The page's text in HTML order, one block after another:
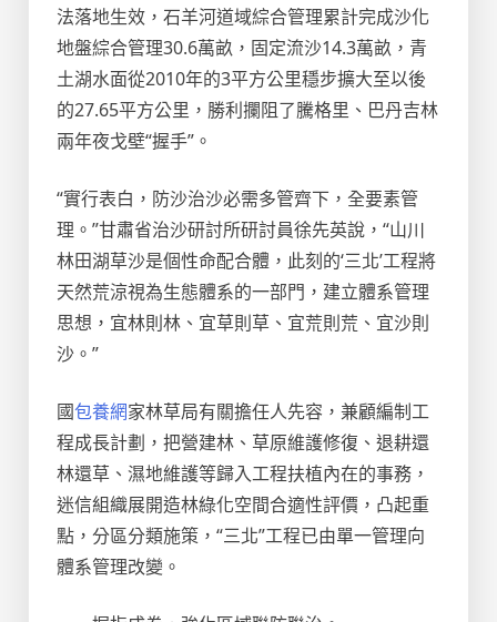
法落地生效，石羊河道域綜合管理累計完成沙化
地盤綜合管理30.6萬畝，固定流沙14.3萬畝，青
土湖水面從2010年的3平方公里穩步擴大至以後
的27.65平方公里，勝利攔阻了騰格里、巴丹吉林
兩年夜戈壁“握手”。
“實行表白，防沙治沙必需多管齊下，全要素管
理。”甘肅省治沙研討所研討員徐先英說，“山川
林田湖草沙是個性命配合體，此刻的‘三北’工程將
天然荒涼視為生態體系的一部門，建立體系管理
思想，宜林則林、宜草則草、宜荒則荒、宜沙則
沙。”
國包養網家林草局有關擔任人先容，兼顧編制工
程成長計劃，把營建林、草原維護修復、退耕還
林還草、濕地維護等歸入工程扶植內在的事務，
迷信組織展開造林綠化空間合適性評價，凸起重
點，分區分類施策，“三北”工程已由單一管理向
體系管理改變。